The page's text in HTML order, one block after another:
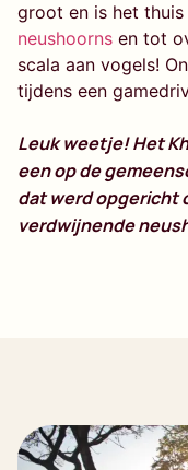
groot en is het
neushoorns en tot
scala aan vogels!
tijdens een
Leuk weetje! Het
een op de
dat werd opgericht
verdwijnende